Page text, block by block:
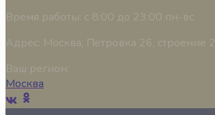
Время работы: с 8:00 до 23:00 пн-вс
Адрес: Москва, Петровка 26, строение 2
Ваш регион:
Москва